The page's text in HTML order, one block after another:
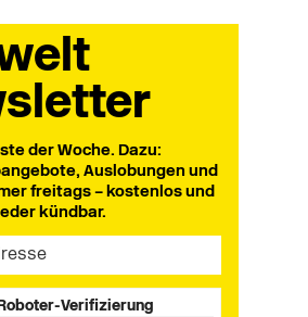
der Woche. Dazu:
Auslobungen und
freitags – kostenlos und
kündbar.
Verifizierung